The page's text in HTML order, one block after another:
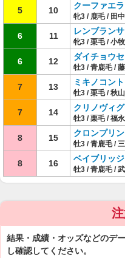
5 10 クーファエ
牝3 / 鹿毛 / 田
6 11 レンブランサ
牝3 / 栗毛 / 小
6 12 ダイチョウ
牡3 / 青鹿毛 /
7 13 ミキノコン
牡3 / 栗毛 / 秋
7 14 クリノヴィ
牡3 / 栗毛 / 福
8 15 クロンプリ
牡3 / 青鹿毛 /
8 16 ベイブリッジ
牡3 / 青鹿毛 /
結果・成績・オッズなどのデ
し確認してください。